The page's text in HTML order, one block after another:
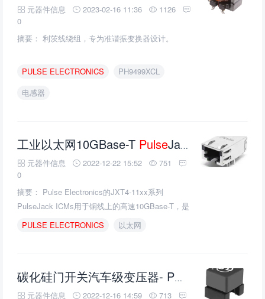
元器件信息
2023-02-16 11:36
1126
0
摘要： 利茨线绕组，专为准谐振变换器设计。
PULSE ELECTRONICS
PH9499XCL
电感器
工业以太网10GBase-T PulseJacks - JXT4-11xx系列的介绍、特性、及应用
元器件信息 2022-12-22 15:52
751
0
摘要： Pulse Electronics的JXT4-11xx系列
PulseJack ICMs用于铜线上的高速10GBase-T，是
坚固的工业、移动4G和LTE接口的理想选择。
PULSE ELECTRONICS 以太网
碳化硅门开关汽车级变压器- PM9595的介绍、特性、及应用
元器件信息
2022-12-16 14:59
713